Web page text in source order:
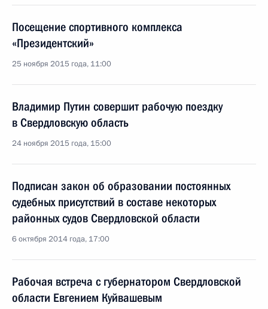
Посещение спортивного комплекса
«Президентский»
25 ноября 2015 года, 11:00
Владимир Путин совершит рабочую поездку
в Свердловскую область
24 ноября 2015 года, 15:00
Подписан закон об образовании постоянных
судебных присутствий в составе некоторых
районных судов Свердловской области
6 октября 2014 года, 17:00
Рабочая встреча с губернатором Свердловской
области Евгением Куйвашевым